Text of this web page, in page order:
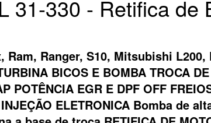
31-330 - Retifica de
Ranger, S10, Mitsubishi L200,
BICOS E BOMBA TROCA
POTÊNCIA EGR E DPF OFF
ELETRONICA Bomba de